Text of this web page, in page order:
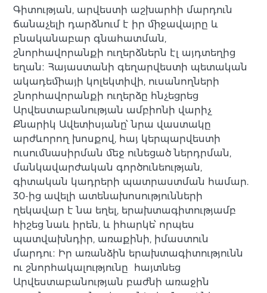
Գիտության, արվեստի աշխարհի մարդուն
ճանաչելի դարձնում է իր միջավայրը և
բնականաբար գնահատման,
շնորհավորանքի ուղերձներն էլ այդտեղից
եղան։ Հայաստանի գեղարվեստի պետական
ակադեմիայի կոլեկտիվի, ուսանողների
շնորհավորանքի ուղերձը հնչեցրեց
Արվեստաբանության ամբիոնի վարիչ
Քնարիկ Ավետիսյանը՝ նրա վաստակը
արժևորող խոսքով, հայ կերպարվեստի
ուսումնասիրման մեջ ունեցած ներդրման,
մանկավարժական գործունեության,
գիտական կադրերի պատրաստման համար.
30-ից ավելի ատենախոսությունների
ղեկավար է նա եղել, երախտագիտությամբ
հիշեց նաև իրեն, և իհարկե՝ որպես
պատվախնդիր, առաքինի, իմաստուն
մարդու։ Իր առանձին երախտագիտությունն
ու շնորհակալությունը հայտնեց
Արվեստաբանության բաժնի առաջին